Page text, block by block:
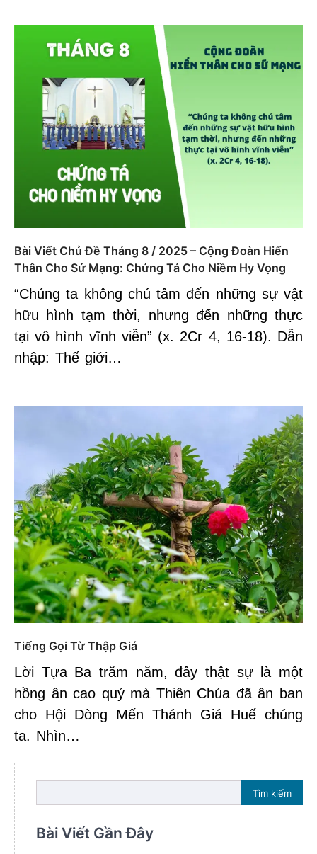
Bài Viết Chủ Đề Tháng 8 / 2025 – Cộng Đoàn Hiến
Thân Cho Sứ Mạng: Chứng Tá Cho Niềm Hy Vọng
“Chúng ta không chú tâm đến những sự vật
hữu hình tạm thời, nhưng đến những thực
tại vô hình vĩnh viễn” (x. 2Cr 4, 16-18). Dẫn
nhập: Thế giới…
Tiếng Gọi Từ Thập Giá
Lời Tựa Ba trăm năm, đây thật sự là một
hồng ân cao quý mà Thiên Chúa đã ân ban
cho Hội Dòng Mến Thánh Giá Huế chúng
ta. Nhìn…
Tìm kiếm
Bài Viết Gần Đây